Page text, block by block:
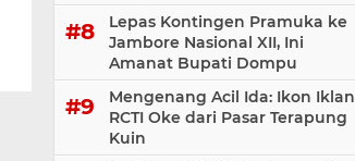
Lepas Kontingen Pramuka ke
Jambore Nasional XII, Ini
Amanat Bupati Dompu
Mengenang Acil Ida: Ikon Iklan
RCTI Oke dari Pasar Terapung
Kuin